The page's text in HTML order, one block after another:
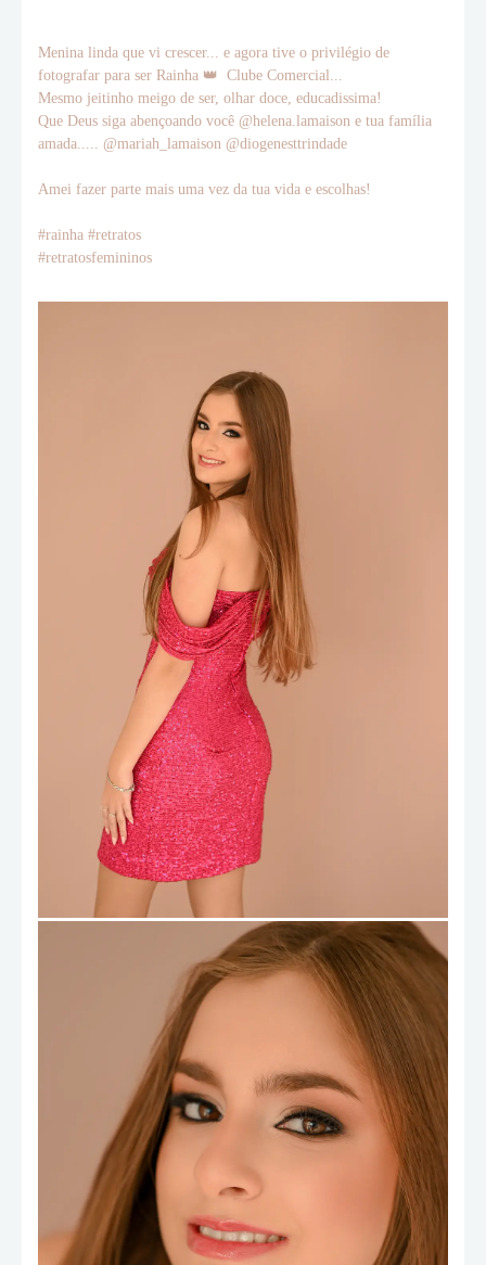
Menina linda que vi crescer... e agora tive o privilégio de
fotografar para ser Rainha 👑 Clube Comercial...
Mesmo jeitinho meigo de ser, olhar doce, educadissima!
Que Deus siga abençoando você @helena.lamaison e tua família
amada..... @mariah_lamaison @diogenesttrindade
Amei fazer parte mais uma vez da tua vida e escolhas!
#rainha #retratos
#retratosfemininos